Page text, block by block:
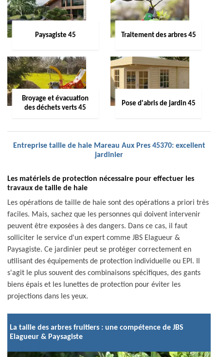
Paysagiste 45 Traitement des arbres 45
Broyage et évacuation
des déchets verts 45
Pose d'abris de jardin 45
Entreprise taille de haie Mareau Aux Pres 45370: excellent
jardinier
Les matériels de protection nécessaire pour effectuer les
travaux de taille de haie
Les opérations de taille de haie sont des opérations a priori très
faciles. Mais, sachez que les personnes qui doivent intervenir
peuvent être exposées à des dangers. Dans ce cas, il faut
solliciter le service d'un expert comme JBS Elagueur &
Paysagiste. Ce jardinier peut se protéger correctement en
utilisant des équipements de protection individuelle ou EPI. Il
s'agit le plus souvent des combinaisons spécifiques, des gants
biens épais et les lunettes de protection pour éviter les
projections dans les yeux.
La taille des arbres fruitiers : une compétence de JBS
Elagueur & Paysagiste